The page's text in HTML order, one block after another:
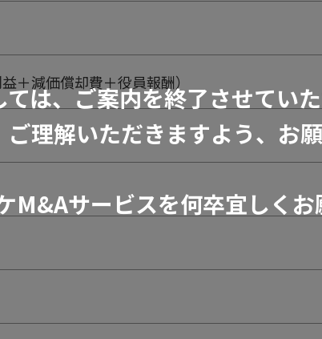
は、ご案内を終了させていた
理解いただきますよう、お願
M&Aサービスを何卒宜しくお
＋減価償却費＋役員報酬）